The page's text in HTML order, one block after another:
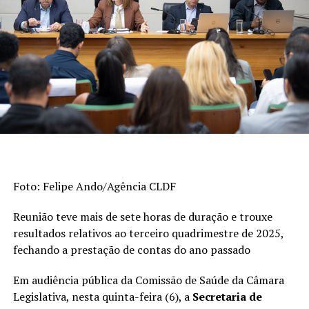
portuguesa e matemática no Sistema de Avaliação da
Educação Básica (Saeb) e as taxas de aprovação apuradas
pelo Censo Escolar. Os indicadores são divulgados a cada
dois anos. A escala do Ideb varia de 0 a 10.
>> Veja abaixo os indicadores do
ensino fundamental
para 6,3, superando a meta (6). Em 2005, era
Esta foi a etapa da educação básica que
registrou o avanço mais expressivo na série
histórica de 20 anos.
Quando considerados os anos finais do ensino
fundamental (6º ao 9º ano), o desempenho
Foto: Felipe Ando/Agência CLDF
Reunião teve mais de sete horas de duração e trouxe
resultados relativos ao terceiro quadrimestre de 2025,
fechando a prestação de contas do ano passado
Em audiência pública da Comissão de Saúde da Câmara
Legislativa, nesta quinta-feira (6), a Secretaria de